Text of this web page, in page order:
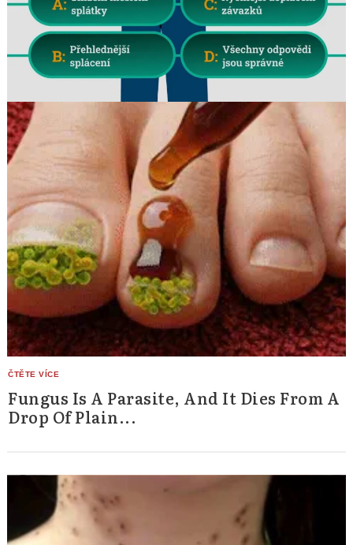
Fungus Is A Parasite, And It Dies From A
Drop Of Plain...